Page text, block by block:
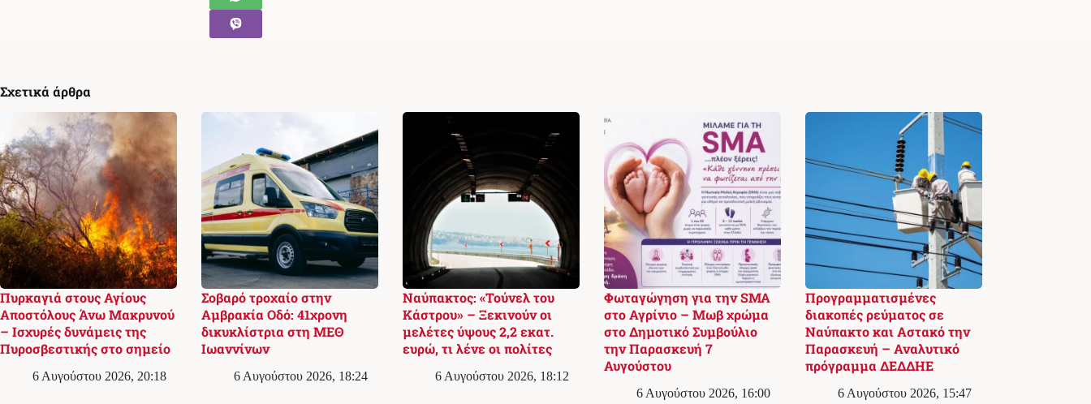
Σχετικά άρθρα
Πυρκαγιά στους Αγίους
Αποστόλους Άνω Μακρυνού
– Ισχυρές δυνάμεις της
Πυροσβεστικής στο σημείο
6 Αυγούστου 2026, 20:18
Σοβαρό τροχαίο στην
Αμβρακία Οδό: 41χρονη
δικυκλίστρια στη ΜΕΘ
Ιωαννίνων
6 Αυγούστου 2026, 18:24
Ναύπακτος: «Τούνελ του
Κάστρου» – Ξεκινούν οι
μελέτες ύψους 2,2 εκατ.
ευρώ, τι λένε οι πολίτες
6 Αυγούστου 2026, 18:12
Φωταγώγηση για την SMA
στο Αγρίνιο – Μωβ χρώμα
στο Δημοτικό Συμβούλιο
την Παρασκευή 7
Αυγούστου
6 Αυγούστου 2026, 16:00
Προγραμματισμένες
διακοπές ρεύματος σε
Ναύπακτο και Αστακό την
Παρασκευή – Αναλυτικό
πρόγραμμα ΔΕΔΔΗΕ
6 Αυγούστου 2026, 15:47